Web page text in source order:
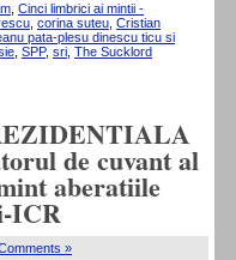
Cinci limbrici ai mintii -
corina suteu Cristian
pata-plesu dinescu ticu si
SPP, sri The Sucklord
de cuvant al
aberatiile
ICR
»